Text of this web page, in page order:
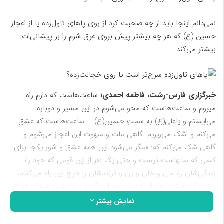
نمی‌‌دانم اینجا باید از چه صحبت کرد از روی پاهای تاول‌زده یا از اعجاز
حسین (ع) که هر چه بیشتر پیش بروی عرق شرم را بر پیشانی‌ات
بیشتر می‌کند.
خبرگزاری فارس-رشت، فاطمه احمدی؛ ساعت‌هاست که دارم راه
میروم و ساعت‌هاست که محو می‌شوم در این مسیر و دوباره
می‌ایستم و یاعلی(ع) به سمتِ حسین(ع) … ساعت‌هاست که عشق
می‌کنم و اشک می‌ریزیم. گاهی مات و مبهوت این اعجاز می‌شوم و
گاهی شک می‌کنم که: «مگر می‌شود این همه عشق و شور یکجا برای
کسی که سالهاست نیست و حتی یک نفر از این قومی که خود را،
زندگی‌شان را، مال و جان و زن و فرزندشان را خرج این راه می‌کنند،
نمایش بیشتر